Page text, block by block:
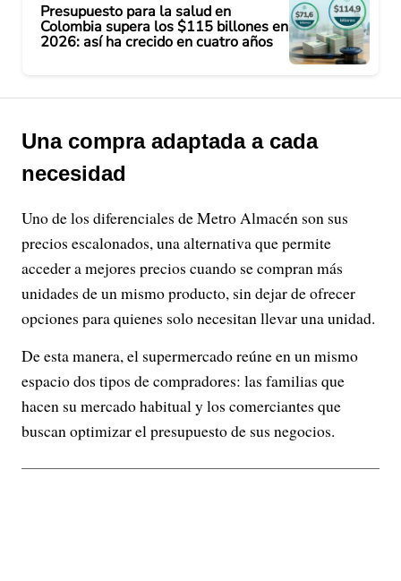
Presupuesto para la salud en
Colombia supera los $115 billones en
2026: así ha crecido en cuatro años
Una compra adaptada a cada
necesidad
Uno de los diferenciales de Metro Almacén son sus
precios escalonados, una alternativa que permite
acceder a mejores precios cuando se compran más
unidades de un mismo producto, sin dejar de ofrecer
opciones para quienes solo necesitan llevar una unidad.
De esta manera, el supermercado reúne en un mismo
espacio dos tipos de compradores: las familias que
hacen su mercado habitual y los comerciantes que
buscan optimizar el presupuesto de sus negocios.